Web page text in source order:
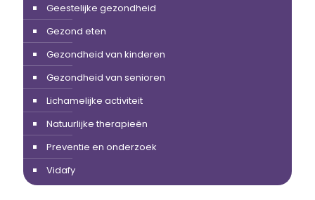
Geestelijke gezondheid
Gezond eten
Gezondheid van kinderen
Gezondheid van senioren
Lichamelijke activiteit
Natuurlijke therapieën
Preventie en onderzoek
Vidafy